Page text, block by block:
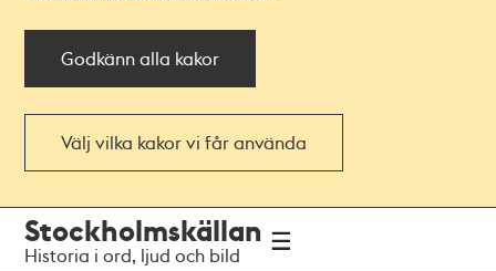
Godkänn alla kakor
Välj vilka kakor vi får använda
navigationen
huvudinnehållet
Stockholmskällan
Historia i ord, ljud och bild